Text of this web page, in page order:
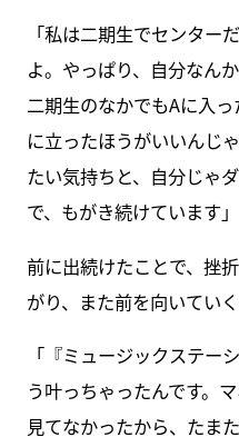
「私は二期生でセンター
よ。やっぱり、自分なん
二期生のなかでもAに入
に立ったほうがいいんじ
たい気持ちと、自分じゃ
で、もがき続けています」
前に出続けたことで、挫
がり、また前を向いてい
「『ミュージックステー
う叶っちゃったんです。
見てなかったから、たま